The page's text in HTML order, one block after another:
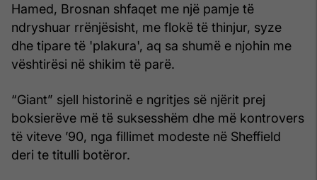
Hamed, Brosnan shfaqet me një pamje të
ndryshuar rrënjësisht, me flokë të thinjur, syze
dhe tipare të 'plakura', aq sa shumë e njohin me
vështirësi në shikim të parë.
“Giant” sjell historinë e ngritjes së njërit prej
boksierëve më të suksesshëm dhe më kontrovers
të viteve ’90, nga fillimet modeste në Sheffield
deri te titulli botëror.